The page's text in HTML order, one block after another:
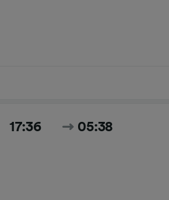
17:36 05:38